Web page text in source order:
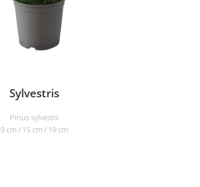
Sylvestris
Pinus sylvestis
9 cm / 15 cm / 19 cm